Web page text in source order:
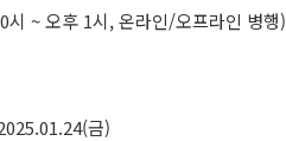
~ 오후 1시, 온라인/오프라인 병행)
금)